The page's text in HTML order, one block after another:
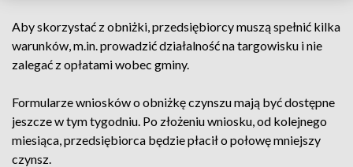
Aby skorzystać z obniżki, przedsiębiorcy muszą spełnić kilka
warunków, m.in. prowadzić działalność na targowisku i nie
zalegać z opłatami wobec gminy.
Formularze wniosków o obniżkę czynszu mają być dostępne
jeszcze w tym tygodniu. Po złożeniu wniosku, od kolejnego
miesiąca, przedsiębiorca będzie płacił o połowę mniejszy
czynsz.